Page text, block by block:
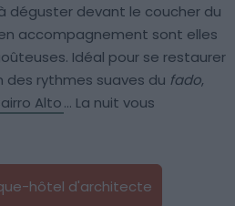
déguster devant le coucher du
accompagnement sont elles
Idéal pour se restaurer
des rythmes suaves du fado,
Alto… La nuit vous
hôtel d'architecte